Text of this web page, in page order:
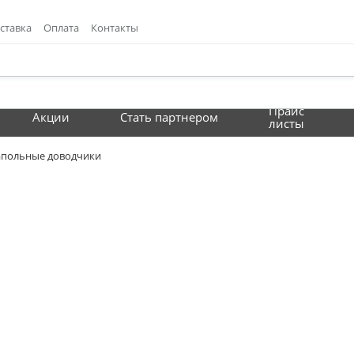
Оплата Контакты
Акции Стать партнером
Прайс
листы
доводчики